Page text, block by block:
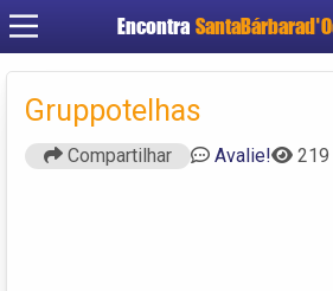
Encontra
Cadastrar
Gruppotelhas
Compartilhar Avalie! 219